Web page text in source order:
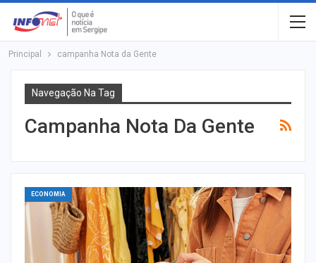
Principal campanha Nota da Gente
Navegação Na Tag
Campanha Nota Da Gente
ECONOMIA